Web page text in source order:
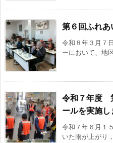
第６回ふれ
令和８年３月７
ーにおいて、地
令和７年度
ールを実施し
令和７年６月１
いた雨が上がり